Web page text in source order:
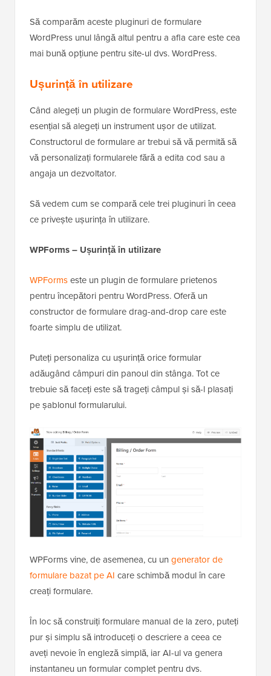
Să comparăm aceste pluginuri de formulare
WordPress unul lângă altul pentru a afla care este cea
mai bună opțiune pentru site-ul dvs. WordPress.
Ușurință în utilizare
Când alegeți un plugin de formulare WordPress, este
esențial să alegeți un instrument ușor de utilizat.
Constructorul de formulare ar trebui să vă permită să
vă personalizați formularele fără a edita cod sau a
angaja un dezvoltator.
Să vedem cum se compară cele trei pluginuri în ceea
ce privește ușurința în utilizare.
WPForms – Ușurință în utilizare
WPFormseste un plugin de formulare prietenos
pentru începători pentru WordPress. Oferă un
constructor de formulare drag-and-drop care este
foarte simplu de utilizat.
Puteți personaliza cu ușurință orice formular
adăugând câmpuri din panoul din stânga. Tot ce
trebuie să faceți este să trageți câmpul și să-l plasați
pe șablonul formularului.
WPForms vine, de asemenea, cu un generator de
formulare bazat pe AI care schimbă modul în care
creați formulare.
În loc să construiți formulare manual de la zero, puteți
pur și simplu să introduceți o descriere a ceea ce
aveți nevoie în engleză simplă, iar AI-ul va genera
instantaneu un formular complet pentru dvs.